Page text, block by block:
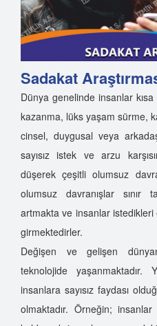
Sadakat
Dünya genelinde insanlar
kazanma, lüks yaşam sürme,
cinsel, duygusal veya
sayısız istek ve arzu
düşerek çeşitli olumsuz
olumsuz davranışlar sınır
artmakta ve insanlar
girmektedirler.
Değişen ve gelişen
teknolojide
insanlara sayısız faydası
olmaktadır. Örneğin;